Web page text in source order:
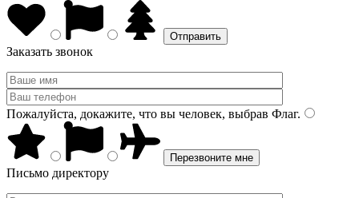
Заказать звонок
Пожалуйста, докажите, что вы человек, выбрав Флаг.
Письмо директору